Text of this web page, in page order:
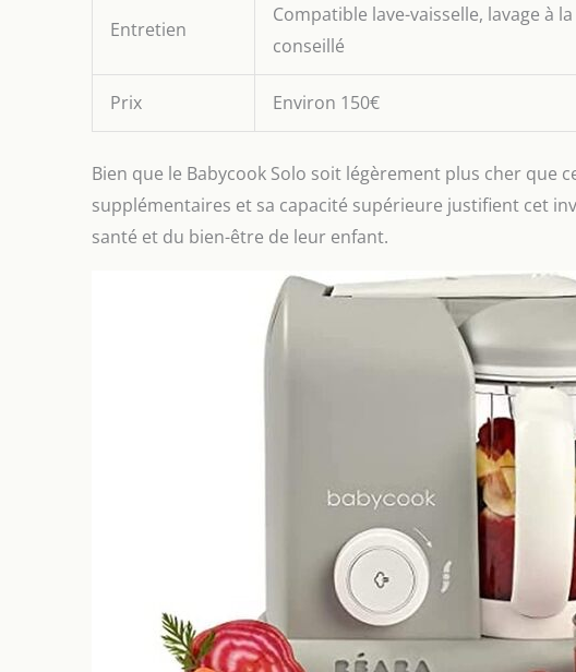
Entretien
Compatible lave-vaisselle, lavage à
conseillé
Prix Environ 150€
Bien que le Babycook Solo soit légèrement plus cher que
supplémentaires et sa capacité supérieure justifient cet
santé et du bien-être de leur enfant.